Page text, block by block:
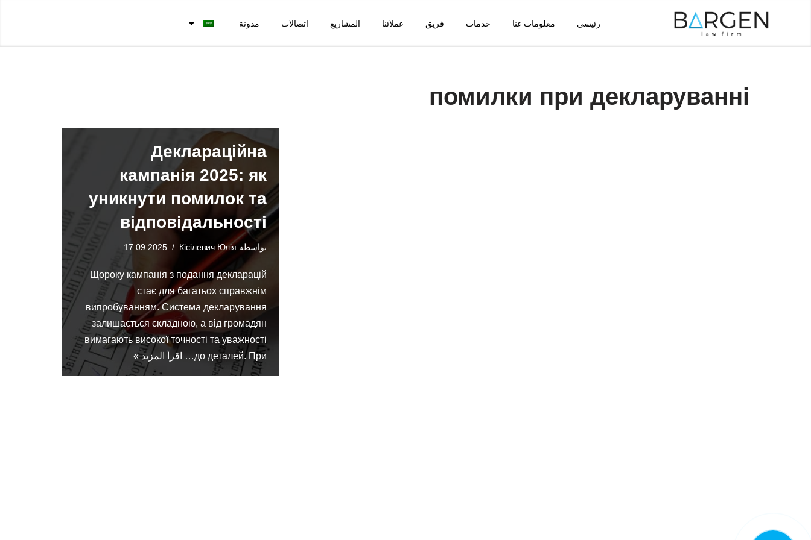
رئيسي معلومات عنا خدمات فريق عملائنا المشاريع اتصالات مدونة
помилки при декларуванні
Деклараційна
кампанія 2025: як
уникнути помилок та
відповідальності
بواسطة Кісілевич Юлія
17.09.2025
Щороку кампанія з подання декларацій
стає для багатьох справжнім
випробуванням. Система декларування
залишається складною, а від громадян
вимагають високої точності та уважності
до деталей. При…
اقرأ المزيد »